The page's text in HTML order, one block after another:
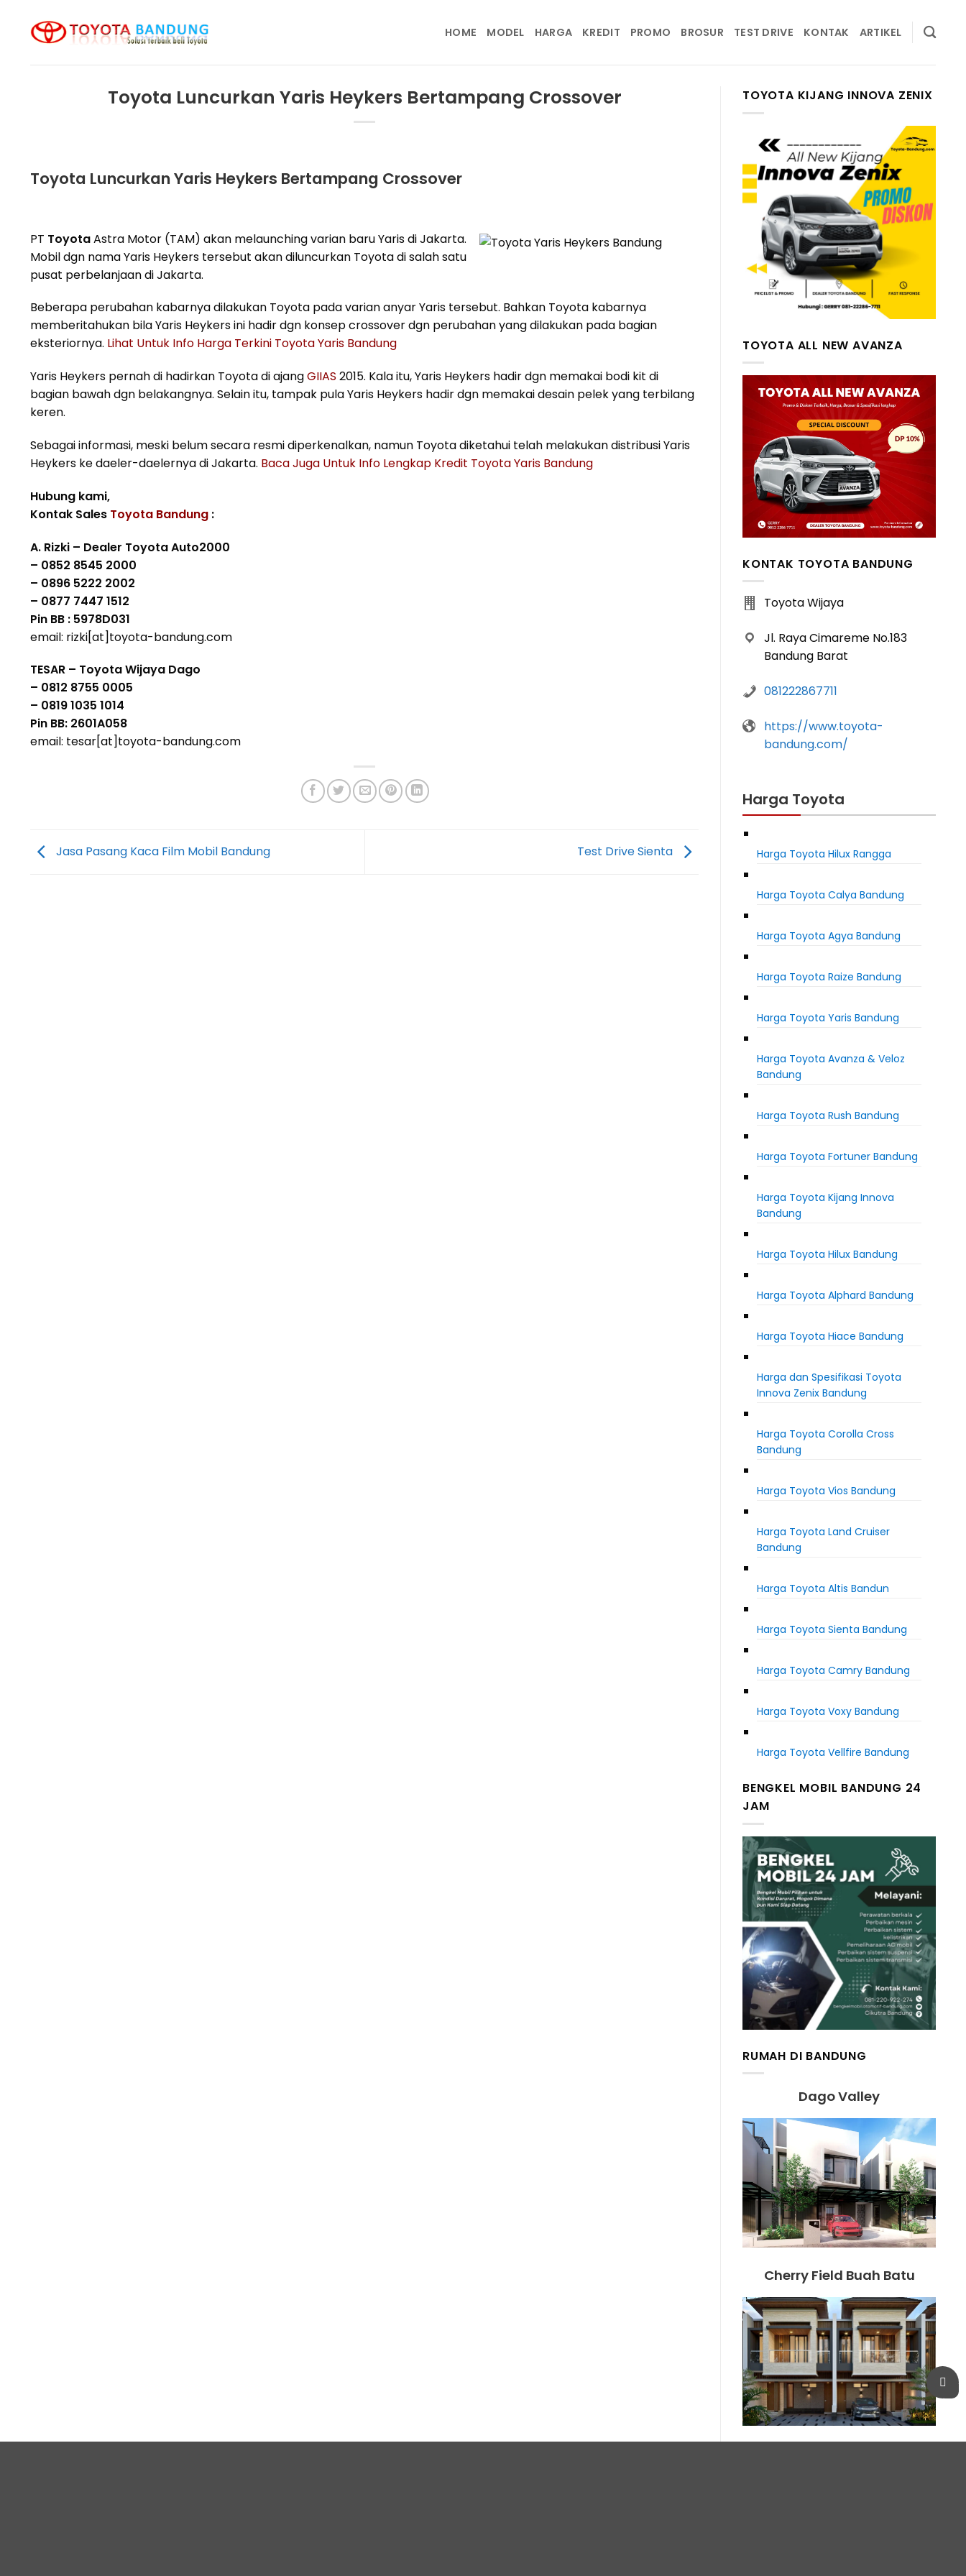
content
HOME MODEL HARGA KREDIT PROMO BROSUR TEST DRIVE KONTAK ARTIKEL
Toyota Luncurkan Yaris Heykers Bertampang Crossover
Toyota Luncurkan Yaris Heykers Bertampang Crossover
PT ToyotaAstra Motor (TAM) akan melaunching varian baru Yaris di Jakarta.
Mobil dgn nama Yaris Heykers tersebut akan diluncurkan Toyota di salah satu
pusat perbelanjaan di Jakarta.
Beberapa perubahan kabarnya dilakukan Toyota pada varian anyar Yaris tersebut. Bahkan Toyota kabarnya
memberitahukan bila Yaris Heykers ini hadir dgn konsep crossover dgn perubahan yang dilakukan pada bagian
eksteriornya. Lihat Untuk Info Harga Terkini Toyota Yaris Bandung
Yaris Heykers pernah di hadirkan Toyota di ajangGIIAS 2015. Kala itu, Yaris Heykers hadir dgn memakai bodi kit di
bagian bawah dgn belakangnya. Selain itu, tampak pula Yaris Heykers hadir dgn memakai desain pelek yang terbilang
keren.
Sebagai informasi, meski belum secara resmi diperkenalkan, namun Toyota diketahui telah melakukan distribusi Yaris
Heykers ke daeler-daelernya di Jakarta. Baca Juga Untuk Info Lengkap Kredit Toyota Yaris Bandung
Hubung kami,
Kontak Sales Toyota Bandung :
A. Rizki – Dealer Toyota Auto2000
– 0852 8545 2000
– 0896 5222 2002
– 0877 7447 1512
Pin BB : 5978D031
email: rizki[at]toyota-bandung.com
TESAR – Toyota Wijaya Dago
– 0812 8755 0005
– 0819 1035 1014
Pin BB: 2601A058
email: tesar[at]toyota-bandung.com
Jasa Pasang Kaca Film Mobil Bandung Test Drive Sienta
TOYOTA KIJANG INNOVA ZENIX
TOYOTA ALL NEW AVANZA
KONTAK TOYOTA BANDUNG
Toyota Wijaya
Jl. Raya Cimareme No.183
Bandung Barat
081222867711
https://www.toyota-
bandung.com/
Harga Toyota
Harga Toyota Hilux Rangga
Harga Toyota Calya Bandung
Harga Toyota Agya Bandung
Harga Toyota Raize Bandung
Harga Toyota Yaris Bandung
Harga Toyota Avanza & Veloz
Bandung
Harga Toyota Rush Bandung
Harga Toyota Fortuner Bandung
Harga Toyota Kijang Innova
Bandung
Harga Toyota Hilux Bandung
Harga Toyota Alphard Bandung
Harga Toyota Hiace Bandung
Harga dan Spesifikasi Toyota
Innova Zenix Bandung
Harga Toyota Corolla Cross
Bandung
Harga Toyota Vios Bandung
Harga Toyota Land Cruiser
Bandung
Harga Toyota Altis Bandun
Harga Toyota Sienta Bandung
Harga Toyota Camry Bandung
Harga Toyota Voxy Bandung
Harga Toyota Vellfire Bandung
BENGKEL MOBIL BANDUNG 24
JAM
RUMAH DI BANDUNG
Dago Valley
Cherry Field Buah Batu